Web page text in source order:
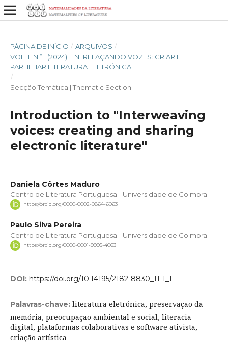
PÁGINA DE INÍCIO / ARQUIVOS /
VOL. 11 N.º 1 (2024): ENTRELAÇANDO VOZES: CRIAR E
PARTILHAR LITERATURA ELETRÓNICA
/
Secção Temática | Thematic Section
Introduction to "Interweaving
voices: creating and sharing
electronic literature"
Daniela Côrtes Maduro
Centro de Literatura Portuguesa - Universidade de Coimbra
https://orcid.org/0000-0002-0864-6063
Paulo Silva Pereira
Centro de Literatura Portuguesa - Universidade de Coimbra
https://orcid.org/0000-0001-9995-4063
DOI: https://doi.org/10.14195/2182-8830_11-1_1
Palavras-chave: literatura eletrónica, preservação da
memória, preocupação ambiental e social, literacia
digital, plataformas colaborativas e software ativista,
criação artística